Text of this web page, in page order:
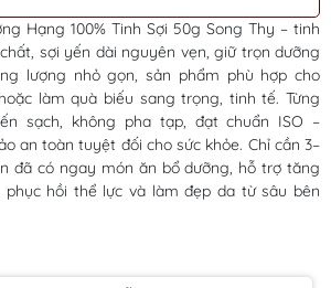
Hạng 100% Tinh Sợi 50g Song Thy – tinh
sợi yến dài nguyên vẹn, giữ trọn dưỡng
lượng nhỏ gọn, sản phẩm phù hợp cho
làm quà biếu sang trọng, tinh tế. Từng
sạch, không pha tạp, đạt chuẩn ISO –
an toàn tuyệt đối cho sức khỏe. Chỉ cần 3–
đã có ngay món ăn bổ dưỡng, hỗ trợ tăng
phục hồi thể lực và làm đẹp da từ sâu bên